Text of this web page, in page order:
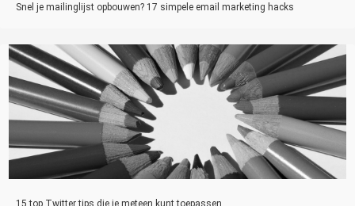
Snel je mailinglijst opbouwen? 17 simpele email marketing hacks
15 top Twitter tips die je meteen kunt toepassen